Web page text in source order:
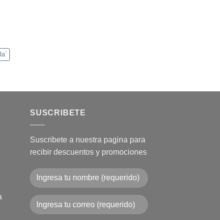
SUSCRIBETE
Suscribete a nuestra pagina para
recibir descuentos y promociones